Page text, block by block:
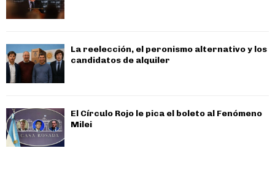
La reelección, el peronismo alternativo y los
candidatos de alquiler
El Círculo Rojo le pica el boleto al Fenómeno
Milei